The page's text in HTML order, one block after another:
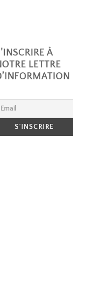
À
LETTRE